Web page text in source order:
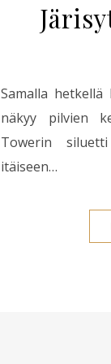
Samalla
näkyy pilvien
Towerin
itäiseen…